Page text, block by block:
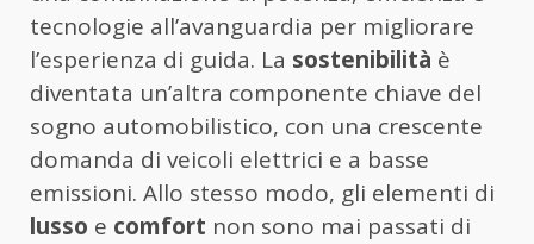
tecnologie all’avanguardia per migliorare
l’esperienza di guida. La sostenibilità è
diventata un’altra componente chiave del
sogno automobilistico, con una crescente
domanda di veicoli elettrici e a basse
emissioni. Allo stesso modo, gli elementi di
lusso e comfort non sono mai passati di